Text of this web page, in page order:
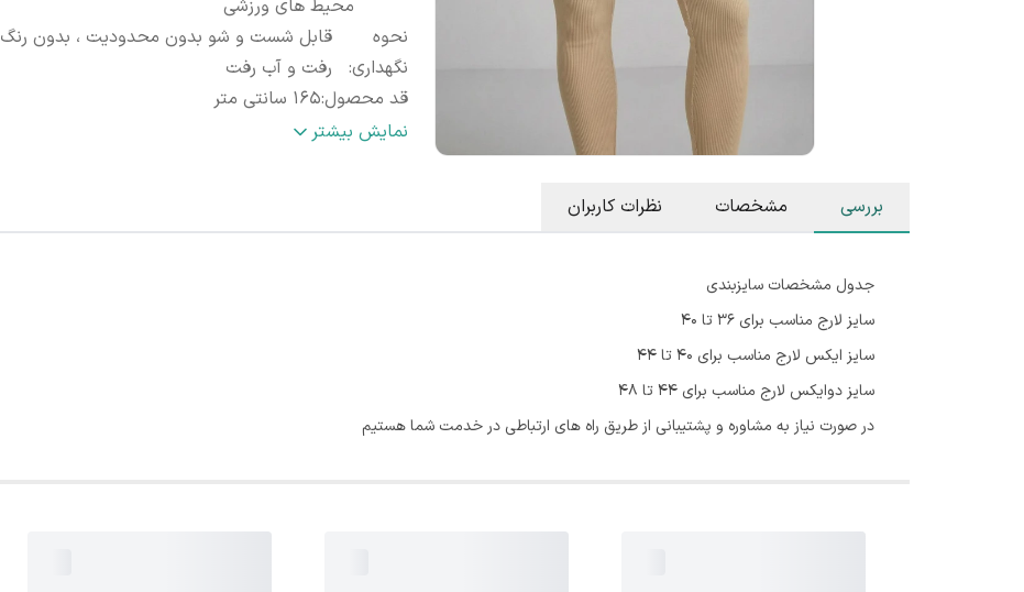
محیط های ورزشی
نحوه
نگهداری:
قابل شست و شو بدون محدودیت ، بدون رنگ
رفت و آب رفت
قد محصول:۱۶۵ سانتی متر
ضمانت کیفیت تضمین بازگشت وجه در صورت نارضایتی
نمایش بیشتر
بررسی مشخصات نظرات کاربران
جدول مشخصات سایزبندی
سایز لارج مناسب برای ۳۶ تا ۴۰
سایز ایکس لارج مناسب برای ۴۰ تا ۴۴
سایز دوایکس لارج مناسب برای ۴۴ تا ۴۸
در صورت نیاز به مشاوره و پشتیبانی از طریق راه های ارتباطی در خدمت شما هستیم